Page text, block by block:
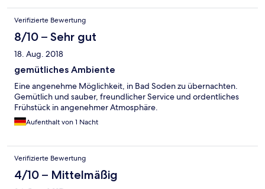
Verifizierte Bewertung
8/10 – Sehr gut
18. Aug. 2018
gemütliches Ambiente
Eine angenehme Möglichkeit, in Bad Soden zu übernachten.
Gemütlich und sauber, freundlicher Service und ordentliches
Frühstück in angenehmer Atmosphäre.
Aufenthalt von 1 Nacht
Verifizierte Bewertung
4/10 – Mittelmäßig